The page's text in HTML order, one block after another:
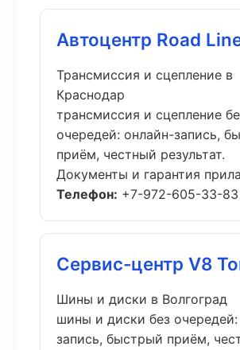
Автоцентр Road
Трансмиссия и сцепление в
Краснодар
трансмиссия и сцепление
очередей: онлайн-запись,
приём, честный результат.
Документы и гарантия
Телефон: +7-972-605-33-83
Сервис-центр V8
Шины и диски в Волгоград
шины и диски без
запись, быстрый приём,